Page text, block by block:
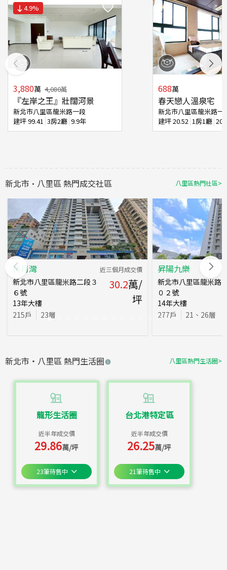
4.9%
3,880萬 4,080萬
『左岸之王』壯闊河景
新北市八里區龍米路一段
建坪99.41 3房2廳 9.9年
688萬
春天戀人溫泉宅
新北市八里區龍米路一
建坪20.52 1房1廳
新北市 · 八里區 熱門成交社區 八里區熱門社區>
伴月灣 近三個月成交價
新北市八里區龍米路二段３
６號
13年大樓
215戶 23層
30.2萬/
坪
昇陽九樂
新北市八里區龍米路
０２號
14年大樓
277戶 21、26層
新北市 ・ 八里區 熱門生活圈 八里區熱門生活圈>
龍形生活圈
近半年成交價
29.86萬/坪
23筆待售中
台北港特定區
近半年成交價
26.25萬/坪
21筆待售中